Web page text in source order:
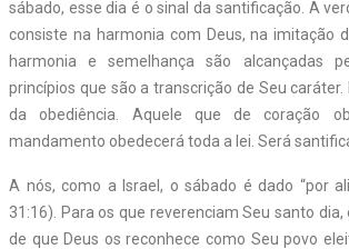
sábado, esse dia é o sinal da santificação. A
consiste na harmonia com Deus, na imitação
harmonia e semelhança são alcançadas
princípios que são a transcrição de Seu caráter.
da obediência. Aquele que de coração
mandamento obedecerá toda a lei. Será
A nós, como a Israel, o sábado é dado “por
31:16). Para os que reverenciam Seu santo
de que Deus os reconhece como Seu povo